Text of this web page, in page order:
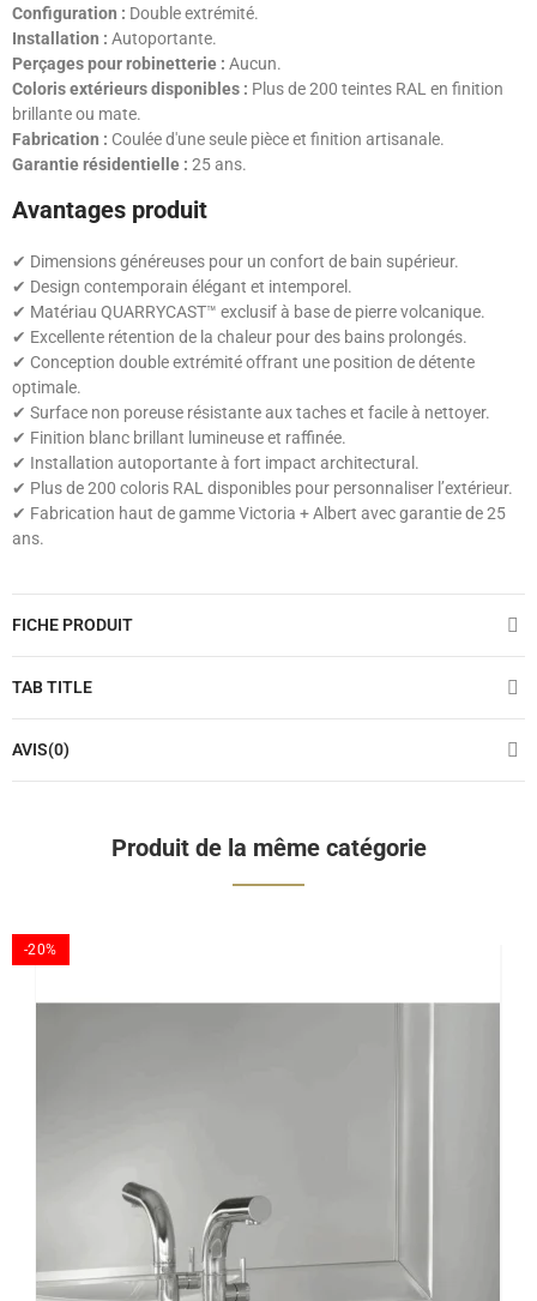
Configuration : Double extrémité.
Installation : Autoportante.
Perçages pour robinetterie : Aucun.
Coloris extérieurs disponibles : Plus de 200 teintes RAL en finition
brillante ou mate.
Fabrication : Coulée d'une seule pièce et finition artisanale.
Garantie résidentielle : 25 ans.
Avantages produit
✔ Dimensions généreuses pour un confort de bain supérieur.
✔ Design contemporain élégant et intemporel.
✔ Matériau QUARRYCAST™ exclusif à base de pierre volcanique.
✔ Excellente rétention de la chaleur pour des bains prolongés.
✔ Conception double extrémité offrant une position de détente
optimale.
✔ Surface non poreuse résistante aux taches et facile à nettoyer.
✔ Finition blanc brillant lumineuse et raffinée.
✔ Installation autoportante à fort impact architectural.
✔ Plus de 200 coloris RAL disponibles pour personnaliser l’extérieur.
✔ Fabrication haut de gamme Victoria + Albert avec garantie de 25
ans.
FICHE PRODUIT
TAB TITLE
AVIS(0)
Produit de la même catégorie
-20%